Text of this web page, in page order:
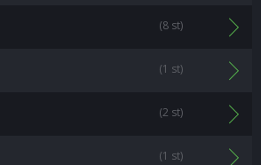
(8 st)
(1 st)
(2 st)
(1 st)